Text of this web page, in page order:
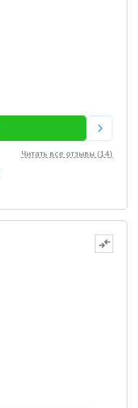
Читать все отзывы (14)